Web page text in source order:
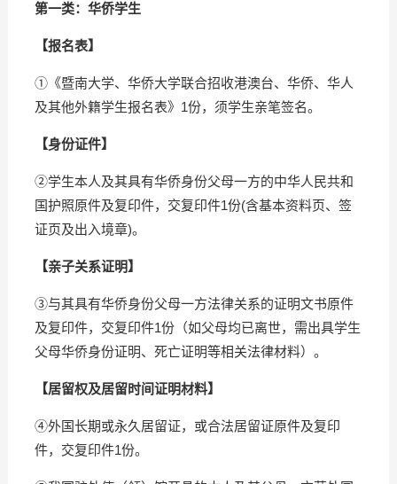
第一类：华侨学生
【报名表】
①《暨南大学、华侨大学联合招收港澳台、华侨、华人
及其他外籍学生报名表》1份，须学生亲笔签名。
【身份证件】
②学生本人及其具有华侨身份父母一方的中华人民共和
国护照原件及复印件，交复印件1份(含基本资料页、签
证页及出入境章)。
【亲子关系证明】
③与其具有华侨身份父母一方法律关系的证明文书原件
及复印件，交复印件1份（如父母均已离世，需出具学生
父母华侨身份证明、死亡证明等相关法律材料）。
【居留权及居留时间证明材料】
④外国长期或永久居留证，或合法居留证原件及复印
件，交复印件1份。